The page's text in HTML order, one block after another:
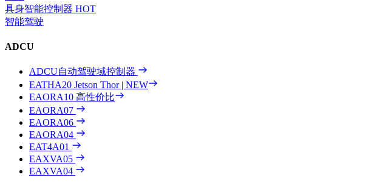
具身智能控制器 HOT
智能驾驶
ADCU
ADCU自动驾驶域控制器
EATHA20 Jetson Thor | NEW
EAORA10 高性价比
EAORA07
EAORA06
EAORA04
EAT4A01
EAXVA05
EAXVA04